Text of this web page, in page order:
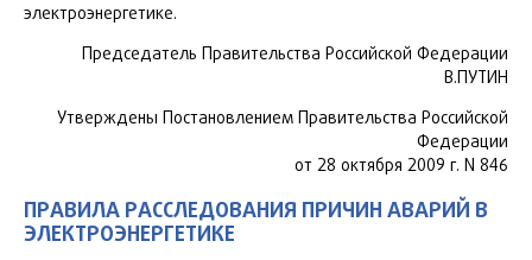
электроэнергетике.
Председатель Правительства Российской Федерации
В.ПУТИН
Утверждены Постановлением Правительства Российской
Федерации
от 28 октября 2009 г. N 846
ПРАВИЛА РАССЛЕДОВАНИЯ ПРИЧИН АВАРИЙ В
ЭЛЕКТРОЭНЕРГЕТИКЕ